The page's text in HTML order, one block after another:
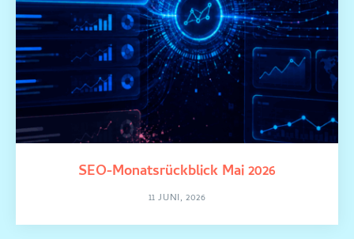
SEO-Monatsrückblick Mai 2026
11 JUNI, 2026